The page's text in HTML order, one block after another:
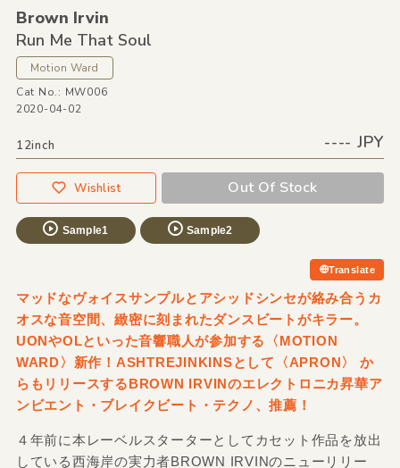
Brown Irvin
Run Me That Soul
Motion Ward
Cat No.: MW006
2020-04-02
12inch ---- JPY
Wishlist Out Of Stock
Sample1 Sample2
Translate
マッドなヴォイスサンプルとアシッドシンセが絡み合うカ
オスな音空間、緻密に刻まれたダンスビートがキラー。
UONやOLといった音響職人が参加する〈MOTION
WARD〉新作！ASHTREJINKINSとして〈APRON〉 か
らもリリースするBROWN IRVINのエレクトロニカ昇華ア
ンビエント・ブレイクビート・テクノ、推薦！
４年前に本レーベルスターターとしてカセット作品を放出
している西海岸の実力者BROWN IRVINのニューリリー